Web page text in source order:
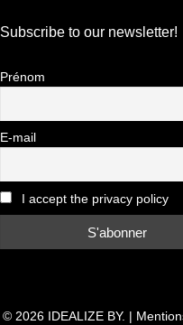
Subscribe to our newsletter!
Prénom
E-mail
I accept the privacy policy
© 2026 IDEALIZE BY. |